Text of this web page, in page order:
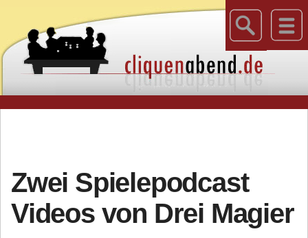
Zwei Spielepodcast
Videos von Drei Magier